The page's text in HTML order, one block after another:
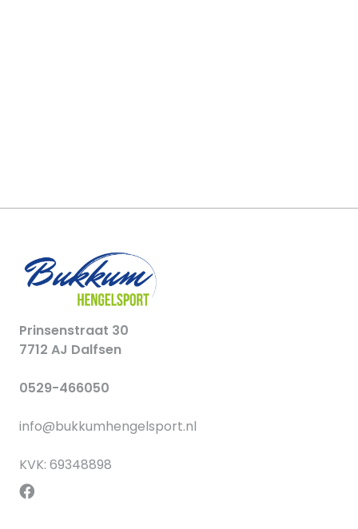
Prinsenstraat 30
7712 AJ Dalfsen
0529-466050
info@bukkumhengelsport.nl
KVK: 69348898